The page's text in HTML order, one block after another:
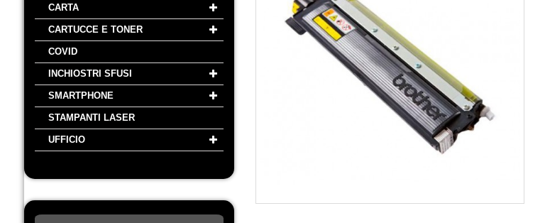
CARTA
CARTUCCE E TONER
COVID
INCHIOSTRI SFUSI
SMARTPHONE
STAMPANTI LASER
UFFICIO